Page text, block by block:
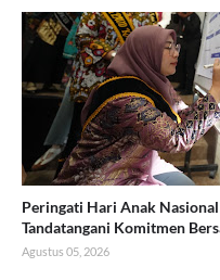
Peringati Hari Anak
Tandatangani Komitmen
Agustus 05, 2026